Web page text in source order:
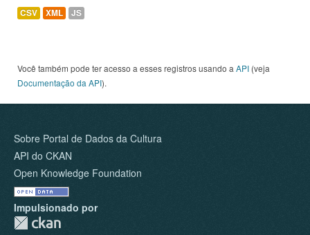
CSV XML JS
Você também pode ter acesso a esses registros usando a API (veja
Documentação da API).
Sobre Portal de Dados da Cultura
API do CKAN
Open Knowledge Foundation
Impulsionado por